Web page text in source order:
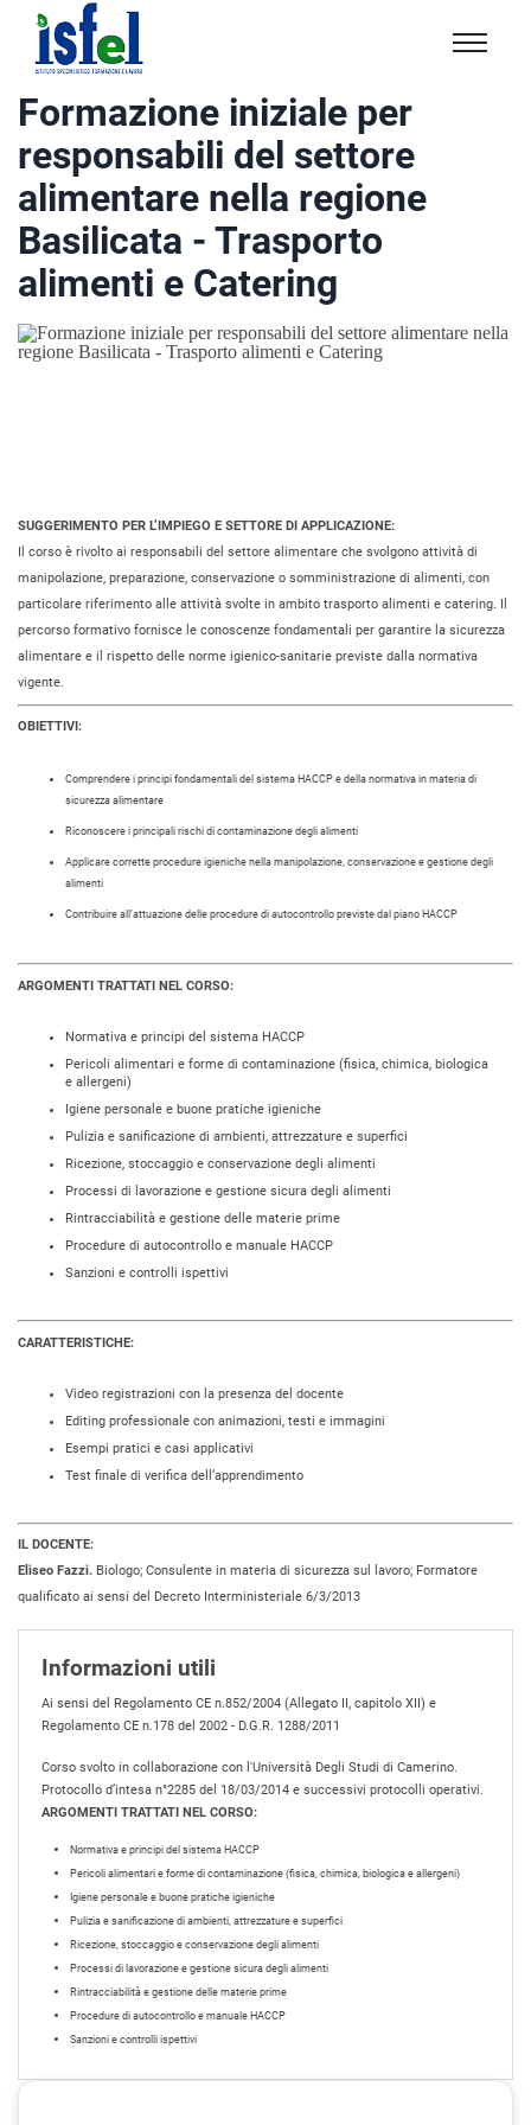
Isfel
Istituto
specialistico
formazione
e
lavoro
Formazione iniziale per
responsabili del settore
alimentare nella regione
Basilicata - Trasporto
alimenti e Catering
SUGGERIMENTO PER L’IMPIEGO E SETTORE DI APPLICAZIONE:
Il corso è rivolto ai responsabili del settore alimentare che svolgono attività di
manipolazione, preparazione, conservazione o somministrazione di alimenti, con
particolare riferimento alle attività svolte in ambito trasporto alimenti e catering. Il
percorso formativo fornisce le conoscenze fondamentali per garantire la sicurezza
alimentare e il rispetto delle norme igienico-sanitarie previste dalla normativa
vigente.
OBIETTIVI:
Comprendere i principi fondamentali del sistema HACCP e della normativa in materia di
sicurezza alimentare
Riconoscere i principali rischi di contaminazione degli alimenti
Applicare corrette procedure igieniche nella manipolazione, conservazione e gestione degli
alimenti
Contribuire all’attuazione delle procedure di autocontrollo previste dal piano HACCP
ARGOMENTI TRATTATI NEL CORSO:
Normativa e principi del sistema HACCP
Pericoli alimentari e forme di contaminazione (fisica, chimica, biologica
e allergeni)
Igiene personale e buone pratiche igieniche
Pulizia e sanificazione di ambienti, attrezzature e superfici
Ricezione, stoccaggio e conservazione degli alimenti
Processi di lavorazione e gestione sicura degli alimenti
Rintracciabilità e gestione delle materie prime
Procedure di autocontrollo e manuale HACCP
Sanzioni e controlli ispettivi
CARATTERISTICHE:
Video registrazioni con la presenza del docente
Editing professionale con animazioni, testi e immagini
Esempi pratici e casi applicativi
Test finale di verifica dell’apprendimento
IL DOCENTE:
Eliseo Fazzi. Biologo; Consulente in materia di sicurezza sul lavoro; Formatore
qualificato ai sensi del Decreto Interministeriale 6/3/2013
Informazioni utili
Ai sensi del Regolamento CE n.852/2004 (Allegato II, capitolo XII) e
Regolamento CE n.178 del 2002 - D.G.R. 1288/2011
Corso svolto in collaborazione con l'Università Degli Studi di Camerino.
Protocollo d’intesa n°2285 del 18/03/2014 e successivi protocolli operativi.
ARGOMENTI TRATTATI NEL CORSO:
Normativa e principi del sistema HACCP
Pericoli alimentari e forme di contaminazione (fisica, chimica, biologica e allergeni)
Igiene personale e buone pratiche igieniche
Pulizia e sanificazione di ambienti, attrezzature e superfici
Ricezione, stoccaggio e conservazione degli alimenti
Processi di lavorazione e gestione sicura degli alimenti
Rintracciabilità e gestione delle materie prime
Procedure di autocontrollo e manuale HACCP
Sanzioni e controlli ispettivi